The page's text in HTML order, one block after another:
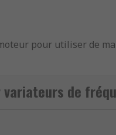
pour utiliser de
de